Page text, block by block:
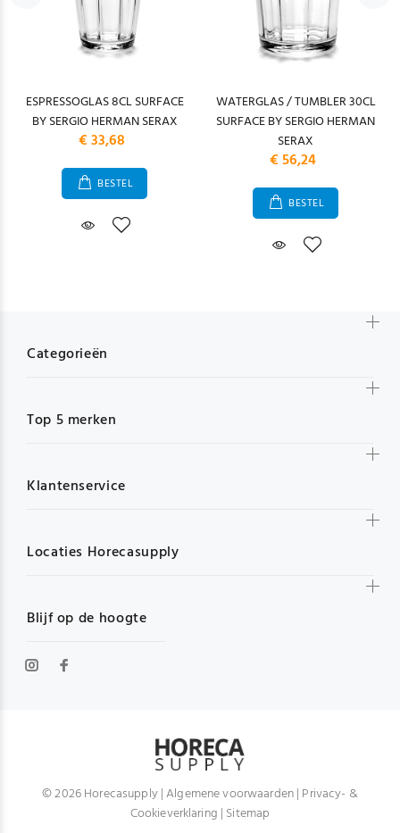
ESPRESSOGLAS 8CL SURFACE
BY SERGIO HERMAN SERAX
€ 33,68
BESTEL
WATERGLAS / TUMBLER 30CL
SURFACE BY SERGIO HERMAN
SERAX
€ 56,24
BESTEL
Blijf op de hoogte
Categorieën
Top 5 merken
Klantenservice
Locaties Horecasupply
© 2026 Horecasupply |Algemene voorwaarden| Privacy- &
Cookieverklaring | Sitemap